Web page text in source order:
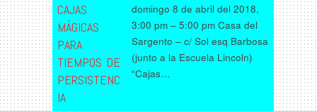
CAJAS
MÁGICAS
PARA
TIEMPOS DE
PERSISTENC
IA
domingo 8 de abril del 2018,
3:00 pm – 5:00 pm Casa del
Sargento – c/ Sol esq Barbosa
(junto a la Escuela Lincoln)
“Cajas…